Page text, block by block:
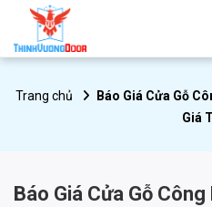
Trang chủ
Báo Giá Cửa Gỗ
Giá
Báo Giá Cửa Gỗ